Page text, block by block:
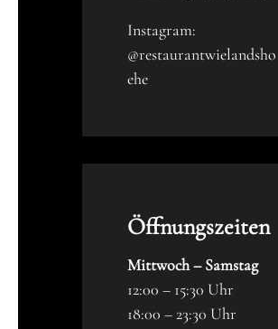
Instagram:
@restaurantwielandsho
ehe
Öffnungszeiten
Mittwoch – Samstag
12:00 – 15:30 Uhr
18:00 – 23:30 Uhr